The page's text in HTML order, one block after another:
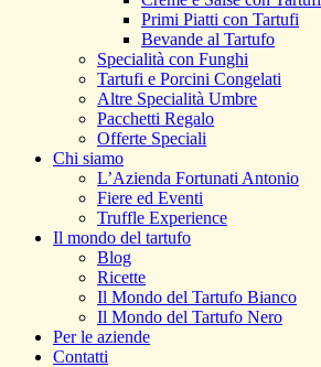
Primi Piatti con Tartufi
Bevande al Tartufo
Specialità con Funghi
Tartufi e Porcini Congelati
Altre Specialità Umbre
Pacchetti Regalo
Offerte Speciali
Chi siamo
L’Azienda Fortunati Antonio
Fiere ed Eventi
Truffle Experience
Il mondo del tartufo
Blog
Ricette
Il Mondo del Tartufo Bianco
Il Mondo del Tartufo Nero
Per le aziende
Contatti